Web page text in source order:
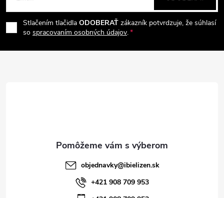
p
r
v
i
e
á
p
Stlačením tlačidla ODOBERAŤ zákazník potvrdzuje, že súhlasí
so spracovaním osobných údajov.
objednavky@ibielizen.sk
+421 908 709 953